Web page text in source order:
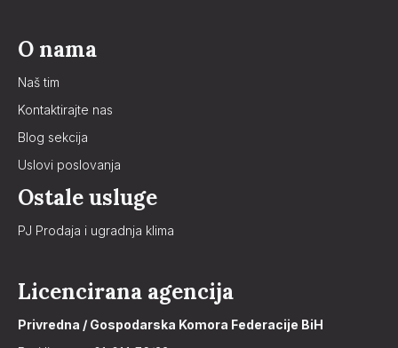
O nama
Naš tim
Kontaktirajte nas
Blog sekcija
Uslovi poslovanja
Ostale usluge
PJ Prodaja i ugradnja klima
Licencirana agencija
Privredna / Gospodarska Komora Federacije BiH